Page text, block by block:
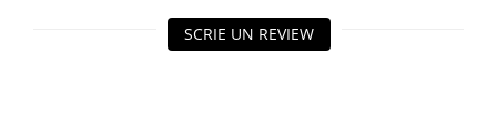
SCRIE UN REVIEW